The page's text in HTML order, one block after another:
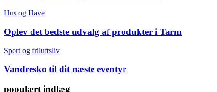
Hus og Have
Oplev det bedste udvalg af produkter i Tarm
Sport og friluftsliv
Vandresko til dit næste eventyr
populært indlæg